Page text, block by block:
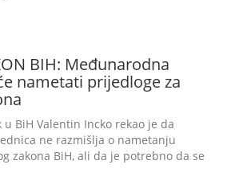
BIH: Međunarodna
nametati prijedloge za
BiH Valentin Incko rekao je da
ne razmišlja o nametanju
zakona BiH, ali da je potrebno da se